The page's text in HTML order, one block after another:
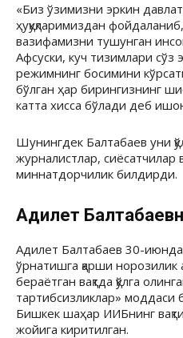
«Биз ўзимизни эркин давлат
ҳуқуқларимиздан
вазифамизни тушунган
Афсуски, куч тизимлари сўз
режимнинг босимини
бўлган ҳар бирингизнинг
катта хисса бўлади деб
Шунингдек Балтабаев уни
журналистлар, сиёсатчилар
миннатдорчилик билдирди.
Адилет
Адилет Балтабаев 30-июнда
ўрнатишга қарши
бераётган вақтда қўлга
тартибсизликлар» моддаси
Бишкек шаҳар ИИБнинг
жойига киритилган.